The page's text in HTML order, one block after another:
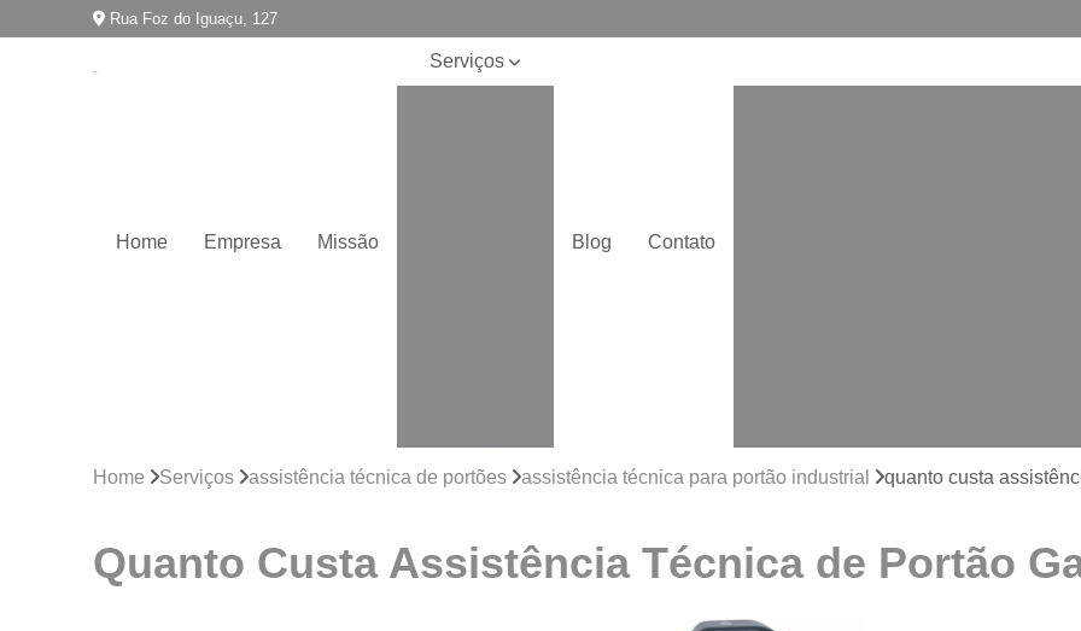
Rua Foz do Iguaçu, 127
Home Empresa Missão
Serviços
de portões
Empresa para
Instalação de
Blog Contato
Automatização de Portão de
Automatização de Portão Ppa
Home Serviços assistência técnica de portões assistência técnica para portão industrial quanto custa
Quanto Custa Assistência Técnica de Portão